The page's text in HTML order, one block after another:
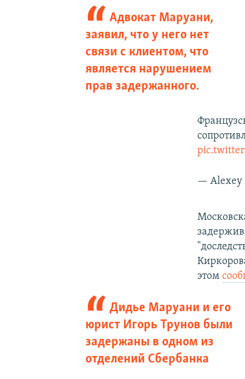
Адвокат Маруани,
заявил, что у него нет
связи с клиентом, что
является нарушением
прав задержанного.
— Alexey
этом
Дидье Маруани и его
юрист Игорь Трунов были
задержаны в одном из
отделений Сбербанка